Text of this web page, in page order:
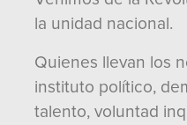
la unidad nacional.
Quienes llevan los
instituto político,
talento, voluntad